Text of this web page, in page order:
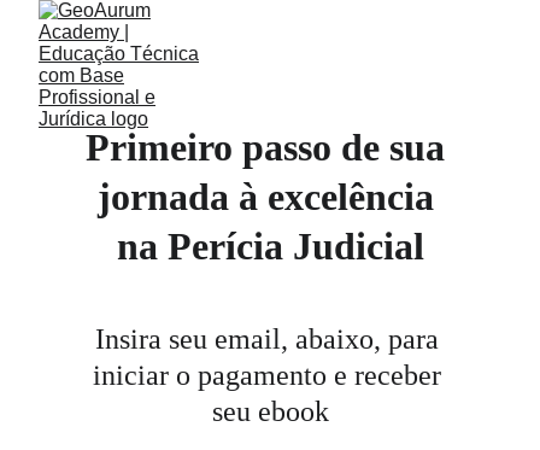
Primeiro passo de sua
jornada à excelência
na Perícia Judicial
Insira seu email, abaixo, para
iniciar o pagamento e receber
seu ebook